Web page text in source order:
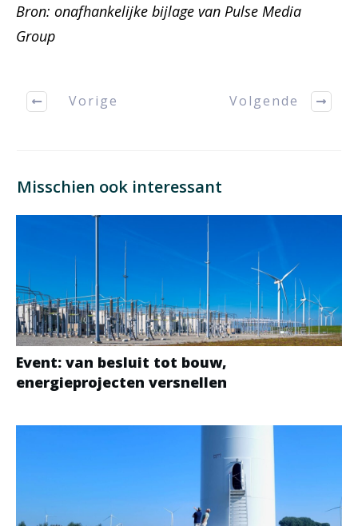
Bron: onafhankelijke bijlage van Pulse Media
Group
Vorige Volgende
Misschien ook interessant
Event: van besluit tot bouw,
energieprojecten versnellen